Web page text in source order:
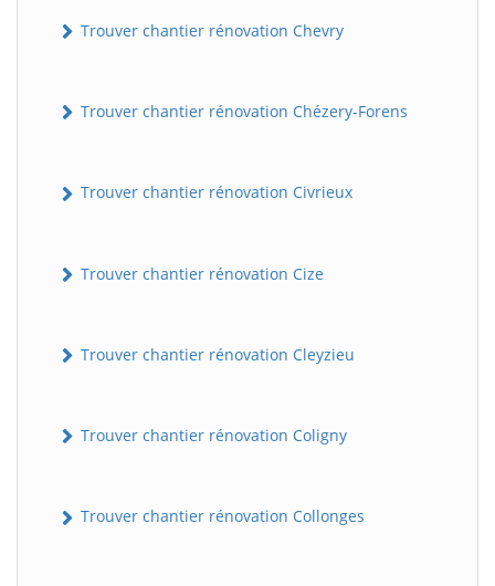
Trouver chantier rénovation Chevry
Trouver chantier rénovation Chézery-Forens
Trouver chantier rénovation Civrieux
Trouver chantier rénovation Cize
Trouver chantier rénovation Cleyzieu
Trouver chantier rénovation Coligny
Trouver chantier rénovation Collonges